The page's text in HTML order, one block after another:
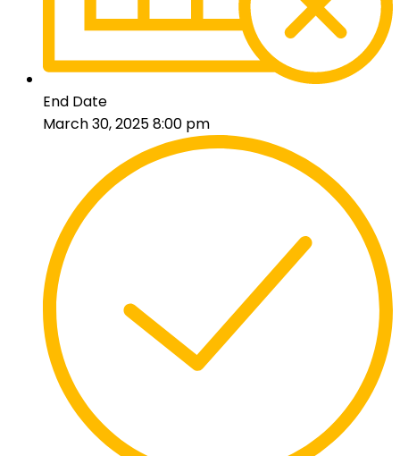
End Date
March 30, 2025 8:00 pm